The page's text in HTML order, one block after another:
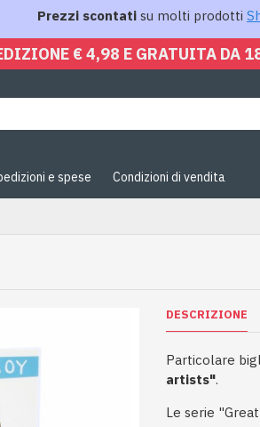
Prezzi scontati su molti prodotti
€ 4,98 E GRATUITA DA
e spese Condizioni di vendita
DESCRIZIONE
Particolare
artists".
Le serie